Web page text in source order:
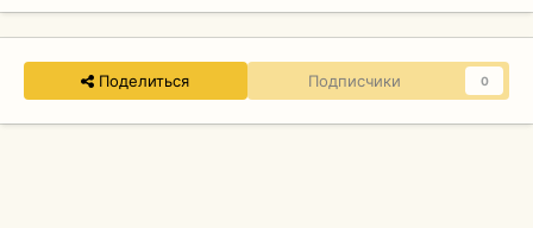
Поделиться Подписчики 0